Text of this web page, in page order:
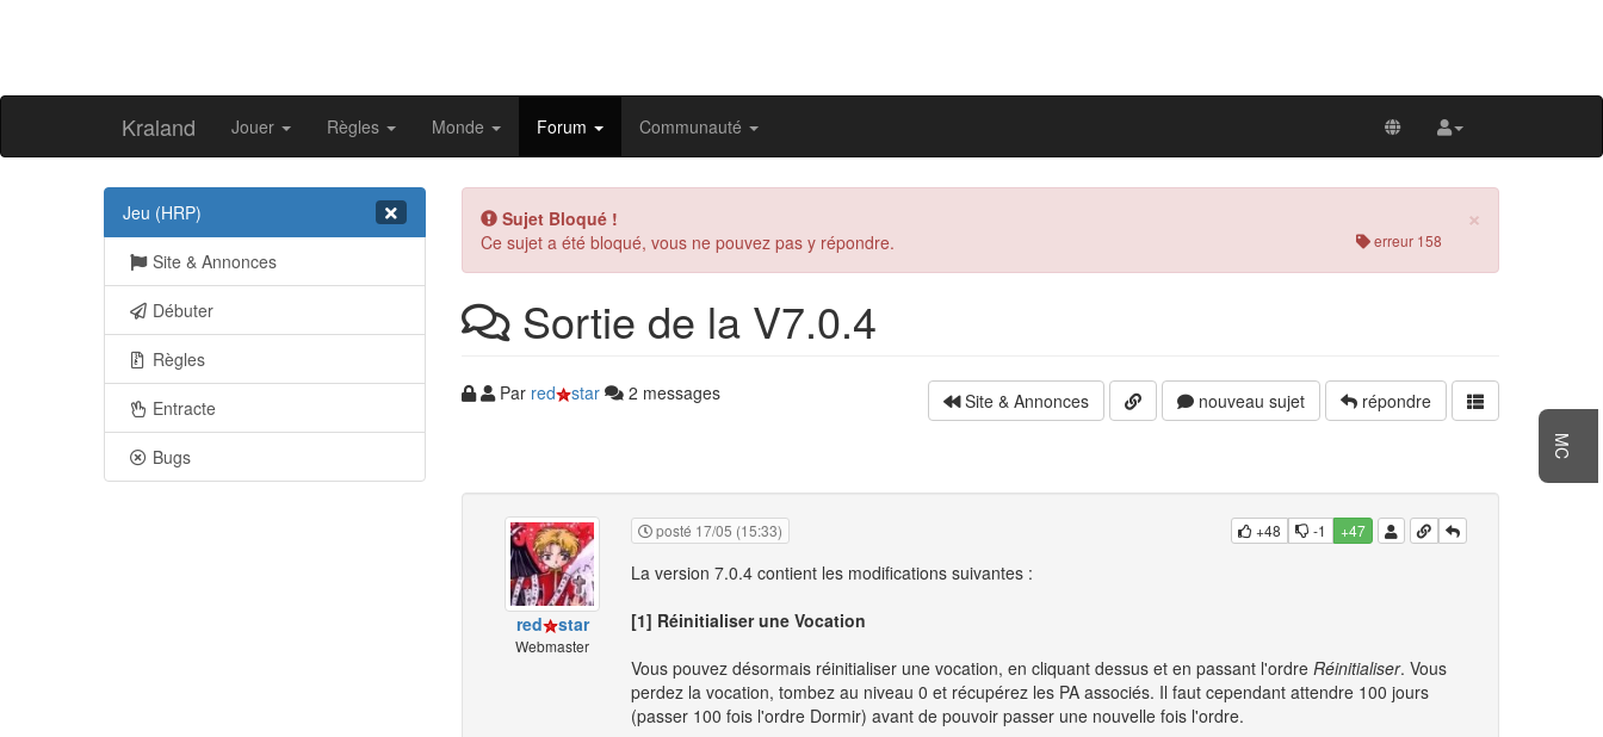
Kraland Jouer Règles Monde Forum Communauté
Jeu (HRP)
Site & Annonces
Débuter
Règles
Entracte
Bugs
×
Sujet Bloqué !
Ce sujet a été bloqué, vous ne pouvez pas y répondre.
erreur 158
Sortie de la V7.0.4
Par red star 2 messages Site & Annonces nouveau sujet répondre
red star
Webmaster
posté 17/05 (15:33) +48 -1 +47
La version 7.0.4 contient les modifications suivantes :
[1] Réinitialiser une Vocation
Vous pouvez désormais réinitialiser une vocation, en cliquant dessus et en passant l'ordre Réinitialiser. Vous
perdez la vocation, tombez au niveau 0 et récupérez les PA associés. Il faut cependant attendre 100 jours
(passer 100 fois l'ordre Dormir) avant de pouvoir passer une nouvelle fois l'ordre.
MC